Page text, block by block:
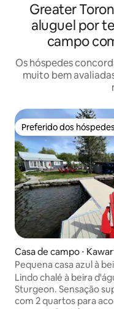
Greater
aluguel por
campo
Os hóspedes
muito bem
Preferido dos hóspedes
Preferido dos hóspedes
Casa de campo ⋅
akes
Pequena casa azul à
Sturgeon!!
Lindo chalé à beira
Sturgeon. Sensação
com 2 quartos para